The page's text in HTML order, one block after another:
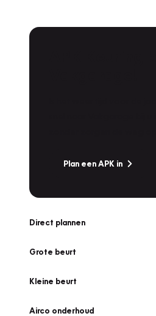
Plan een APK in
Direct plannen
Grote beurt
Kleine beurt
Airco onderhoud